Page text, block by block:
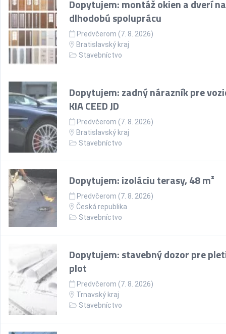
Dopytujem: montáž okien a dverí na
dlhodobú spoluprácu
Predvčerom (7. 8. 2026)
Bratislavský kraj
Stavebníctvo
Dopytujem: zadný nárazník pre
KIA CEED JD
Predvčerom (7. 8. 2026)
Bratislavský kraj
Stavebníctvo
Dopytujem: izoláciu terasy, 48 m²
Predvčerom (7. 8. 2026)
Česká republika
Stavebníctvo
Dopytujem: stavebný dozor pre
plot
Predvčerom (7. 8. 2026)
Trnavský kraj
Stavebníctvo